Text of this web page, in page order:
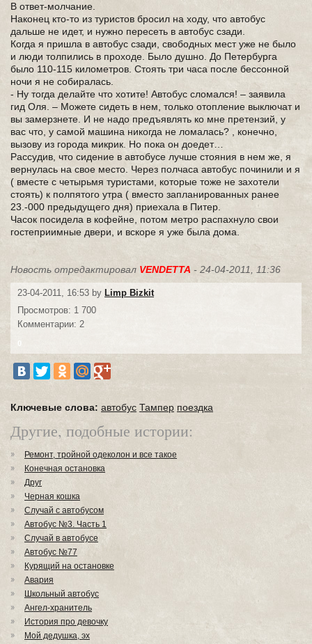
В ответ-молчание.
Наконец кто-то из туристов бросил на ходу, что автобус
дальше не идет, и нужно пересеть в автобус сзади.
Когда я пришла в автобус сзади, свободных мест уже не было
и люди толпились в проходе. Было душно. До Петербурга
было 110-115 километров. Стоять три часа после бессонной
ночи я не собиралась.
- Ну тогда делайте что хотите! Автобус сломался! – заявила
гид Оля. – Можете сидеть в нем, только отопление выключат и
вы замерзнете. И не надо предъявлять ко мне претензий, у
вас что, у самой машина никогда не ломалась? , конечно,
вызову из города микрик. Но пока он доедет…
Рассудив, что сидение в автобусе лучше стояния в нем же, я
вернулась на свое место. Через полчаса автобус починили и я
( вместе с четырьмя туристами, которые тоже не захотели
стоять) к полпятого утра ( вместо запланированных ранее
23.-000 предыдущего дня) приехала в Питер.
Часок посидела в кофейне, потом метро распахнуло свои
гостеприимные двери, и вскоре я уже была дома.
Новость отредактировал VENDETTA - 24-04-2011, 11:36
23-04-2011, 16:53 by Limp Bizkit
Просмотров: 1 700
Комментарии: 2
0
Ключевые слова: автобус Тампер поездка
Другие, подобные истории:
Ремонт, тройной одеколон и все такое
Конечная остановка
Друг
Черная кошка
Случай с автобусом
Автобус №3. Часть 1
Случай в автобусе
Автобус №77
Курящий на остановке
Авария
Школьный автобус
Ангел-хранитель
История про девочку
Мой дедушка, эх